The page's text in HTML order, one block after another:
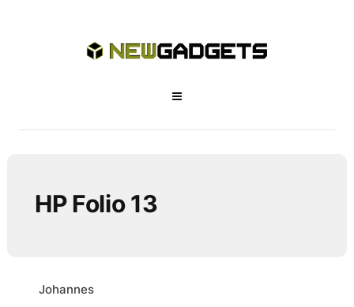
HP Folio 13
Johannes